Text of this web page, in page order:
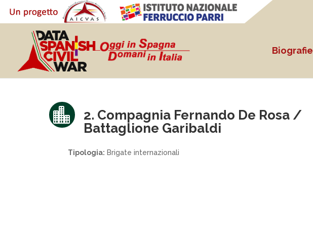
Biografie

2. Compagnia Fernando De Rosa /
Battaglione Garibaldi
Tipologia: Brigate internazionali